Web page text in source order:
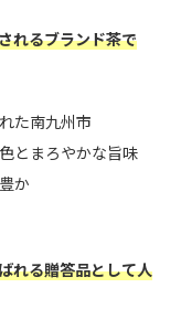
れるブランド茶で
た南九州市
とまろやかな旨味
か
れる贈答品として人